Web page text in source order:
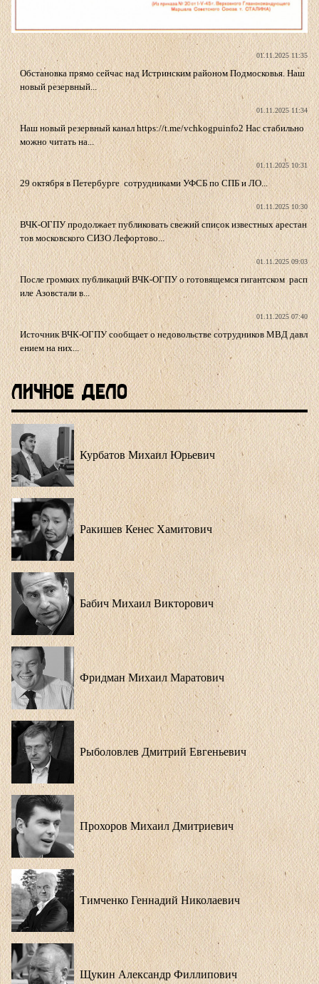
01.11.2025 11:35
Обстановка прямо сейчас над Истринским районом Подмосковья. Наш
новый резервный...
01.11.2025 11:34
Наш новый резервный канал https://t.me/vchkogpuinfo2 Нас стабильно
можно читать на...
01.11.2025 10:31
29 октября в Петербурге сотрудниками УФСБ по СПБ и ЛО...
01.11.2025 10:30
ВЧК-ОГПУ продолжает публиковать свежий список известных арестан
тов московского СИЗО Лефортово...
01.11.2025 09:03
После громких публикаций ВЧК-ОГПУ о готовящемся гигантском расп
иле Азовстали в...
01.11.2025 07:40
Источник ВЧК-ОГПУ сообщает о недовольстве сотрудников МВД давл
ением на них...
Личное Дело
Курбатов Михаил Юрьевич
Ракишев Кенес Хамитович
Бабич Михаил Викторович
Фридман Михаил Маратович
Рыболовлев Дмитрий Евгеньевич
Прохоров Михаил Дмитриевич
Тимченко Геннадий Николаевич
Щукин Александр Филлипович